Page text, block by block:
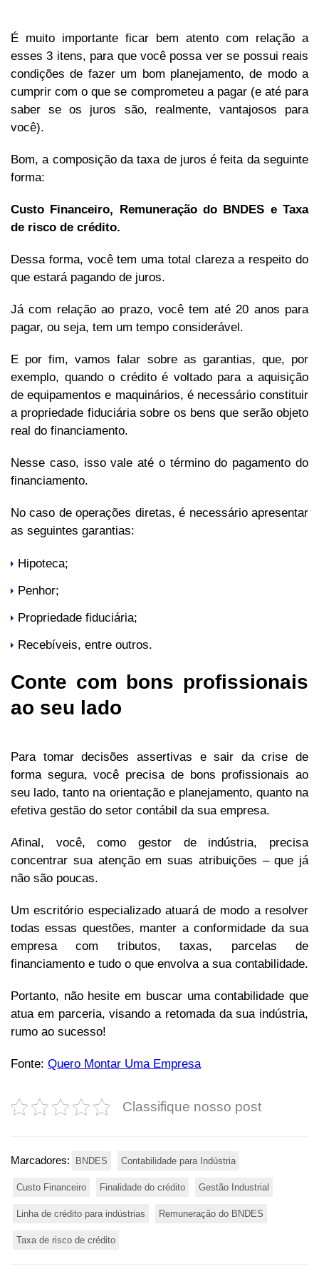
É muito importante ficar bem atento com relação a
esses 3 itens, para que você possa ver se possui reais
condições de fazer um bom planejamento, de modo a
cumprir com o que se comprometeu a pagar (e até para
saber se os juros são, realmente, vantajosos para
você).
Bom, a composição da taxa de juros é feita da seguinte
forma:
Custo Financeiro, Remuneração do BNDES e Taxa
de risco de crédito.
Dessa forma, você tem uma total clareza a respeito do
que estará pagando de juros.
Já com relação ao prazo, você tem até 20 anos para
pagar, ou seja, tem um tempo considerável.
E por fim, vamos falar sobre as garantias, que, por
exemplo, quando o crédito é voltado para a aquisição
de equipamentos e maquinários, é necessário constituir
a propriedade fiduciária sobre os bens que serão objeto
real do financiamento.
Nesse caso, isso vale até o término do pagamento do
financiamento.
No caso de operações diretas, é necessário apresentar
as seguintes garantias:
Hipoteca;
Penhor;
Propriedade fiduciária;
Recebíveis, entre outros.
Conte com bons profissionais
ao seu lado
Para tomar decisões assertivas e sair da crise de
forma segura, você precisa de bons profissionais ao
seu lado, tanto na orientação e planejamento, quanto na
efetiva gestão do setor contábil da sua empresa.
Afinal, você, como gestor de indústria, precisa
concentrar sua atenção em suas atribuições – que já
não são poucas.
Um escritório especializado atuará de modo a resolver
todas essas questões, manter a conformidade da sua
empresa com tributos, taxas, parcelas de
financiamento e tudo o que envolva a sua contabilidade.
Portanto, não hesite em buscar uma contabilidade que
atua em parceria, visando a retomada da sua indústria,
rumo ao sucesso!
Fonte: Quero Montar Uma Empresa
Classifique nosso post
Marcadores: BNDES Contabilidade para Indústria
Custo Financeiro Finalidade do crédito Gestão Industrial
Linha de crédito para indústrias Remuneração do BNDES
Taxa de risco de crédito